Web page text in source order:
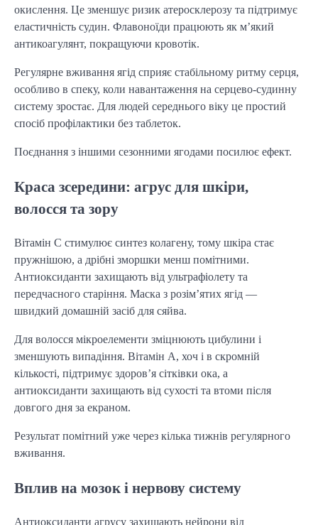
окислення. Це зменшує ризик атеросклерозу та підтримує
еластичність судин. Флавоноїди працюють як м’який
антикоагулянт, покращуючи кровотік.
Регулярне вживання ягід сприяє стабільному ритму серця,
особливо в спеку, коли навантаження на серцево-судинну
систему зростає. Для людей середнього віку це простий
спосіб профілактики без таблеток.
Поєднання з іншими сезонними ягодами посилює ефект.
Краса зсередини: агрус для шкіри,
волосся та зору
Вітамін С стимулює синтез колагену, тому шкіра стає
пружнішою, а дрібні зморшки менш помітними.
Антиоксиданти захищають від ультрафіолету та
передчасного старіння. Маска з розім’ятих ягід —
швидкий домашній засіб для сяйва.
Для волосся мікроелементи зміцнюють цибулини і
зменшують випадіння. Вітамін А, хоч і в скромній
кількості, підтримує здоров’я сітківки ока, а
антиоксиданти захищають від сухості та втоми після
довгого дня за екраном.
Результат помітний уже через кілька тижнів регулярного
вживання.
Вплив на мозок і нервову систему
Антиоксиданти агрусу захищають нейрони від